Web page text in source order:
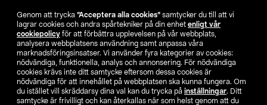
Genom att trycka ”Acceptera alla cookies” samtycker du till att vi
lagrar cookies och andra spårtekniker på din enhet enligt vår
cookiepolicy för att förbättra upplevelsen på vår webbplats,
analysera webbplatsens användning samt anpassa våra
marknadsföringsinsatser. Vi använder fyra kategorier av cookies:
nödvändiga, funktionella, analys och annonsering. För nödvändiga
cookies krävs inte ditt samtycke eftersom dessa cookies är
nödvändiga för att innehållet på webbplatsen ska kunna fungera. Om
du istället vill skräddarsy dina val kan du trycka på inställningar. Ditt
samtycke är frivilligt och kan återkallas när som helst genom att du
Hitta butik
SE NO FI